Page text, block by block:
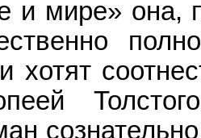
и мире» она,
хотят